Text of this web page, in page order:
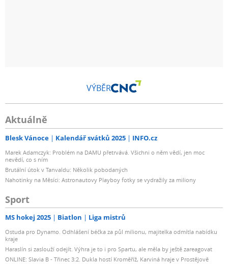
VÝBĚR
Aktuálně
Blesk Vánoce Kalendář svátků 2025 INFO.cz
Marek Adamczyk: Problém na DAMU přetrvává. Všichni o něm vědí, jen moc
nevědí, co s ním
Brutální útok v Tanvaldu: Několik pobodaných
Nahotinky na Měsíci: Astronautovy Playboy fotky se vydražily za miliony
Sport
MS hokej 2025 Biatlon Liga mistrů
Ostuda pro Dynamo. Odhlášení béčka za půl milionu, majitelka odmítla nabídku
kraje
Haraslín si zaslouží odejít. Výhra je to i pro Spartu, ale měla by ještě zareagovat
ONLINE: Slavia B - Třinec 3:2. Dukla hostí Kroměříž, Karviná hraje v Prostějově